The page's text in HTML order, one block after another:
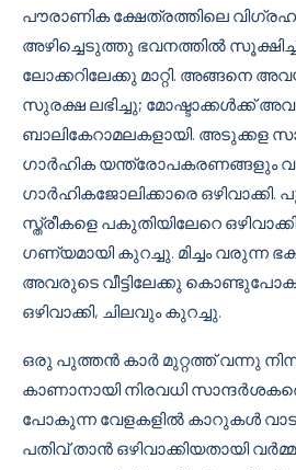
പൗരാണിക ക്ഷേത്രത്തിലെ
അഴിച്ചെടുത്തു ഭവനത്തിൽ
ലോക്കറിലേക്കു മാറ്റി. അങ്ങനെ
സുരക്ഷ ലഭിച്ചു; മോഷ്ടാക്കൾക്ക് അവ
ബാലികേറാമലകളായി. അടുക്കള
ഗാർഹിക യന്ത്രോപകരണങ്ങളും
ഗാർഹികജോലിക്കാരെ ഒഴിവാക്കി.
സ്ത്രീകളെ പകുതിയിലേറെ
ഗണ്യമായി കുറച്ചു. മിച്ചം വരുന്ന
അവരുടെ വീട്ടിലേക്കു
ഒഴിവാക്കി, ചിലവും കുറച്ചു.
ഒരു പുത്തൻ കാർ മുറ്റത്ത് വന്നു
കാണാനായി നിരവധി
പോകുന്ന വേളകളിൽ കാറുകൾ
പതിവ് താൻ ഒഴിവാക്കിയതായി